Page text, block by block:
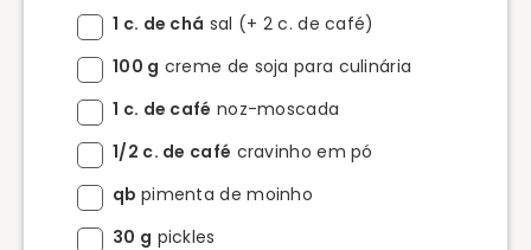
1 c. de chá sal (+ 2 c. de café)
100 g creme de soja para culinária
1 c. de café noz-moscada
1/2 c. de café cravinho em pó
qb pimenta de moinho
30 g pickles